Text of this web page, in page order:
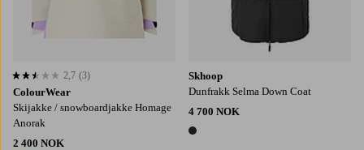
ColourWear
Skijakke / snowboardjakke Homage
Anorak
2 400 NOK
2,7 basert på 3 karaktergivninger
2,7 (3)
Skhoop
Dunfrakk Selma Down Coat
4 700 NOK
1 farge